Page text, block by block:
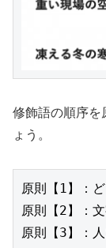
修飾語の順序を
ょう。
原則【1】：
原則【2】：
原則【3】：